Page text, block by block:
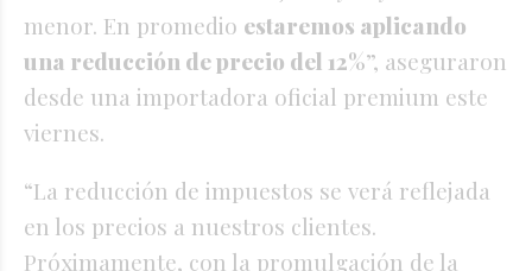
menor. En promedio estaremos aplicando
una reducción de precio del 12%”, aseguraron
desde una importadora oficial premium este
viernes.
“La reducción de impuestos se verá reflejada
en los precios a nuestros clientes.
Próximamente, con la promulgación de la